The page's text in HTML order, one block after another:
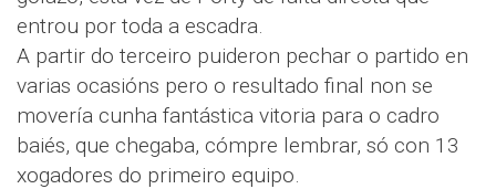
entrou por toda a escadra.
A partir do terceiro puideron pechar o partido en
varias ocasións pero o resultado final non se
movería cunha fantástica vitoria para o cadro
baiés, que chegaba, cómpre lembrar, só con 13
xogadores do primeiro equipo.